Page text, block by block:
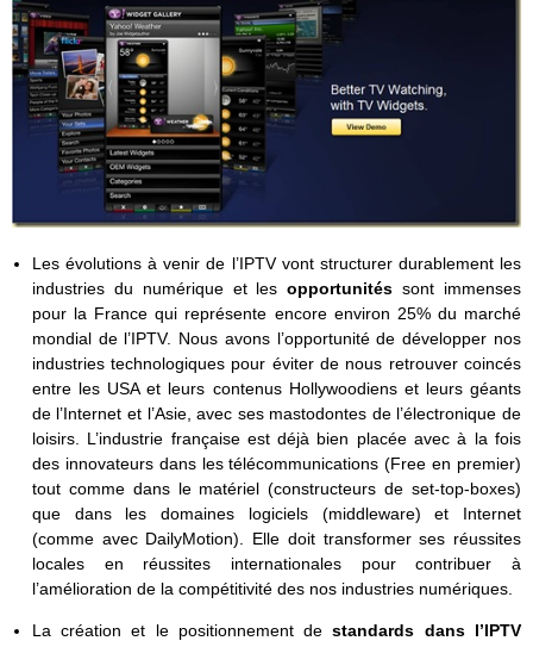
Les évolutions à venir de l’IPTV vont structurer durablement les
industries du numérique et lesopportunités sont immenses
pour la France qui représente encore environ 25% du marché
mondial de l’IPTV. Nous avons l’opportunité de développer nos
industries technologiques pour éviter de nous retrouver coincés
entre les USA et leurs contenus Hollywoodiens et leurs géants
de l’Internet et l’Asie, avec ses mastodontes de l’électronique de
loisirs. L’industrie française est déjà bien placée avec à la fois
des innovateurs dans les télécommunications (Free en premier)
tout comme dans le matériel (constructeurs de set-top-boxes)
que dans les domaines logiciels (middleware) et Internet
(comme avec DailyMotion). Elle doit transformer ses réussites
locales en réussites internationales pour contribuer à
l’amélioration de la compétitivité des nos industries numériques.
La création et le positionnement destandards dans l’IPTV